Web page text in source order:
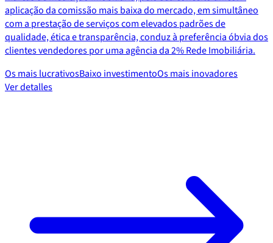
aplicação da comissão mais baixa do mercado, em simultâneo
com a prestação de serviços com elevados padrões de
qualidade, ética e transparência, conduz à preferência óbvia dos
clientes vendedores por uma agência da 2% Rede Imobiliária.
Os mais lucrativosBaixo investimentoOs mais inovadores
Ver detalles